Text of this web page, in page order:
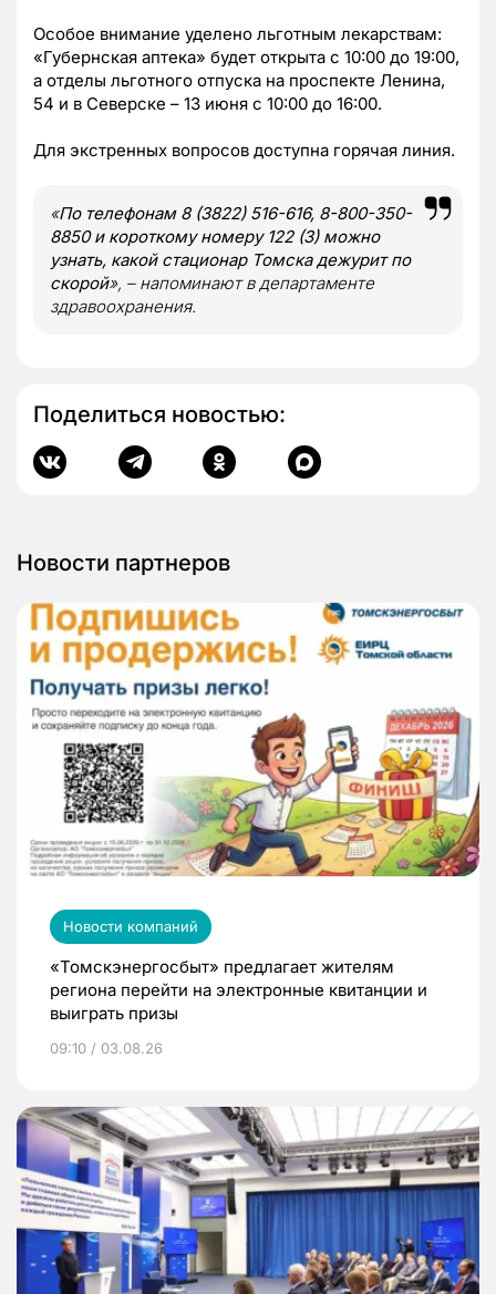
Особое внимание уделено льготным лекарствам:
«Губернская аптека» будет открыта с 10:00 до 19:00,
а отделы льготного отпуска на проспекте Ленина,
54 и в Северске – 13 июня с 10:00 до 16:00.
Для экстренных вопросов доступна горячая линия.
«По телефонам 8 (3822) 516-616, 8-800-350-
8850 и короткому номеру 122 (3) можно
узнать, какой стационар Томска дежурит по
скорой», – напоминают в департаменте
здравоохранения.
Поделиться новостью:
Новости партнеров
Новости компаний
«Томскэнергосбыт» предлагает жителям
региона перейти на электронные квитанции и
выиграть призы
09:10 / 03.08.26